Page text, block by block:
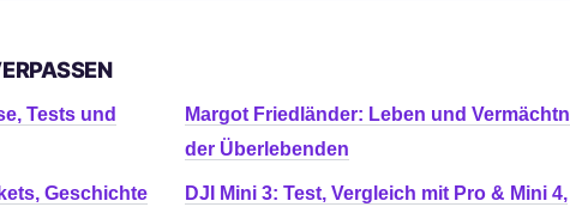
Tests und
Margot Friedländer: Leben und
der Überlebenden
Geschichte
DJI Mini 3: Test, Vergleich mit Pro & Mini 4,